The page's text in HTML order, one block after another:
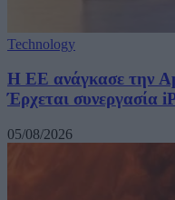
Technology
H ΕΕ ανάγκασε την
Έρχεται συνεργασία
05/08/2026